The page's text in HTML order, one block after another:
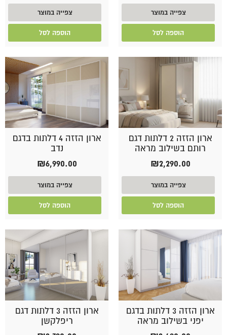
צפייה במוצר
הוספה לסל
צפייה במוצר
הוספה לסל
ארון הזזה 2 דלתות דגם
רותם בשילוב מראה
₪2,290.00
צפייה במוצר
הוספה לסל
ארון הזזה 4 דלתות בדגם
נדב
₪6,990.00
צפייה במוצר
הוספה לסל
ארון הזזה 3 דלתות בדגם
יפני בשילוב מראה
ארון הזזה 3 דלתות דגם
ריפלקשן